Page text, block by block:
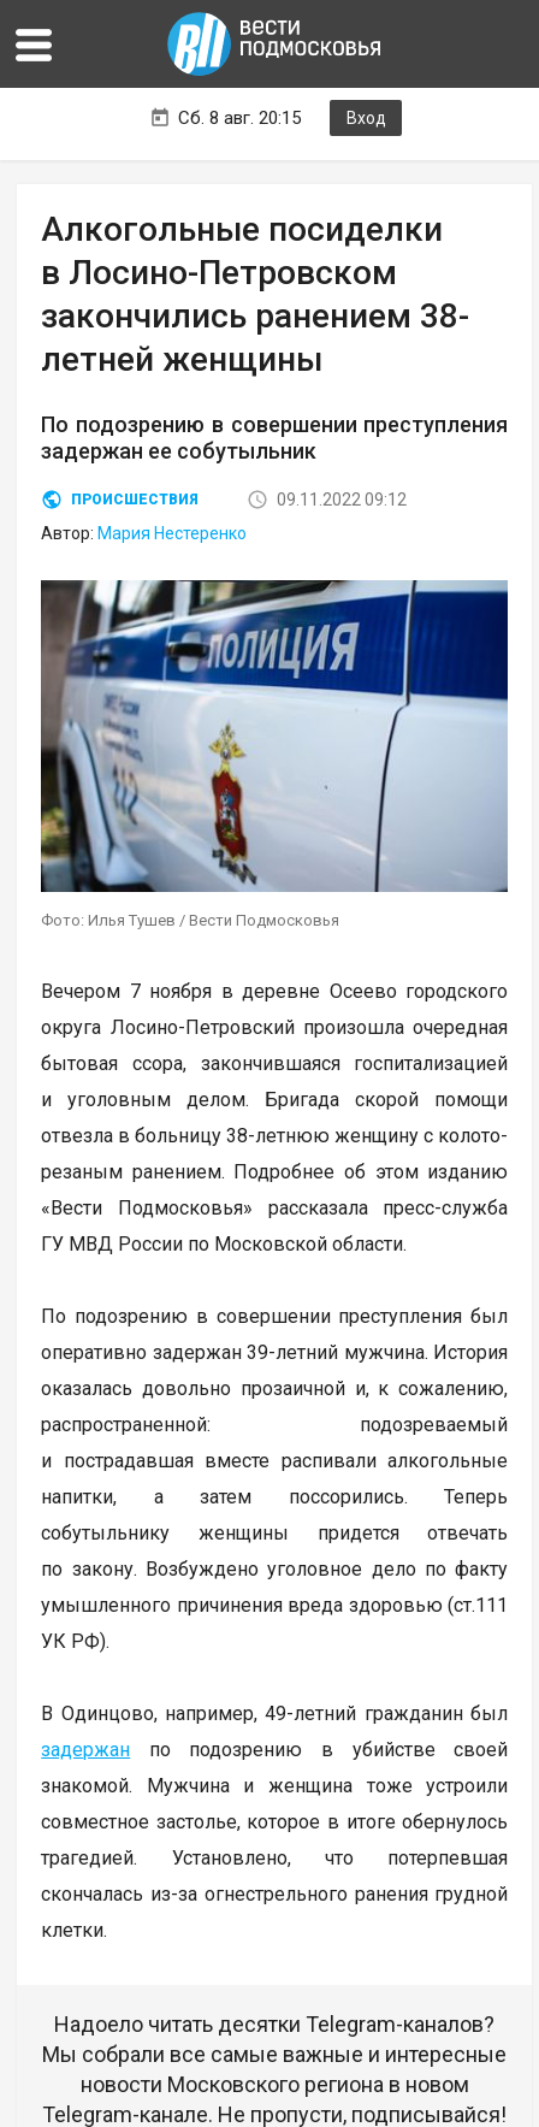
Сб. 8 авг. 20:15 Вход
Алкогольные посиделки
в Лосино-Петровском
закончились ранением 38-
летней женщины
По подозрению в совершении преступления
задержан ее собутыльник
ПРОИСШЕСТВИЯ
09.11.2022 09:12
Автор: Мария Нестеренко
Фото: Илья Тушев / Вести Подмосковья
Вечером 7 ноября в деревне Осеево городского
округа Лосино-Петровский произошла очередная
бытовая ссора, закончившаяся госпитализацией
и уголовным делом. Бригада скорой помощи
отвезла в больницу 38-летнюю женщину с колото-
резаным ранением. Подробнее об этом изданию
«Вести Подмосковья» рассказала пресс-служба
ГУ МВД России по Московской области.
По подозрению в совершении преступления был
оперативно задержан 39-летний мужчина. История
оказалась довольно прозаичной и, к сожалению,
распространенной: подозреваемый
и пострадавшая вместе распивали алкогольные
напитки, а затем поссорились. Теперь
собутыльнику женщины придется отвечать
по закону. Возбуждено уголовное дело по факту
умышленного причинения вреда здоровью (ст.111
УК РФ).
В Одинцово, например, 49-летний гражданин был
задержан по подозрению в убийстве своей
знакомой. Мужчина и женщина тоже устроили
совместное застолье, которое в итоге обернулось
трагедией. Установлено, что потерпевшая
скончалась из-за огнестрельного ранения грудной
клетки.
Надоело читать десятки Telegram-каналов?
Мы собрали все самые важные и интересные
новости Московского региона в новом
Telegram-канале. Не пропусти, подписывайся!